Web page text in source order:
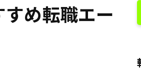
め転職エー